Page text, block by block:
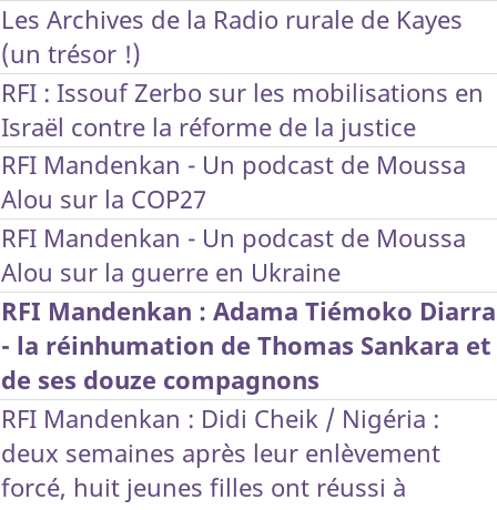
Les Archives de la Radio rurale de Kayes
(un trésor !)
RFI : Issouf Zerbo sur les mobilisations en
Israël contre la réforme de la justice
RFI Mandenkan - Un podcast de Moussa
Alou sur la COP27
RFI Mandenkan - Un podcast de Moussa
Alou sur la guerre en Ukraine
RFI Mandenkan : Adama Tiémoko Diarra
- la réinhumation de Thomas Sankara et
de ses douze compagnons
RFI Mandenkan : Didi Cheik / Nigéria :
deux semaines après leur enlèvement
forcé, huit jeunes filles ont réussi à